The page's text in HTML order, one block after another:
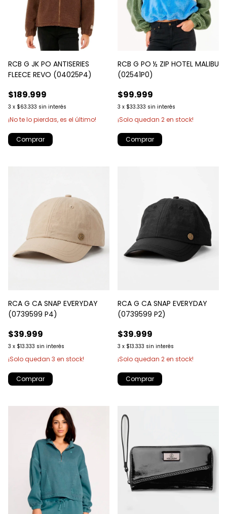
RCB G JK PO ANTISERIES
FLEECE REVO (04025P4)
$189.999
3 x $63.333 sin interés
¡No te lo pierdas, es el último!
Comprar
RCB G PO ½ ZIP HOTEL MALIBU
(02541P0)
$99.999
3 x $33.333 sin interés
¡Solo quedan 2en stock!
Comprar
RCA G CA SNAP EVERYDAY
(0739599 P4)
$39.999
3 x $13.333 sin interés
¡Solo quedan 3 en stock!
RCA G CA SNAP EVERYDAY
(0739599 P2)
$39.999
3 x $13.333 sin interés
¡Solo quedan 2en stock!